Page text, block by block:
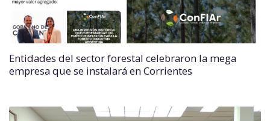
Entidades del sector forestal celebraron la mega
empresa que se instalará en Corrientes